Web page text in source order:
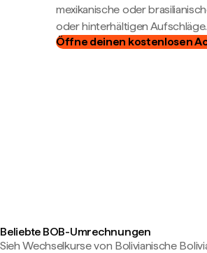
mexikanische oder
oder hinterhältigen Aufschläge.
Öffne deinen kostenlosen
Beliebte BOB-Umrechnungen
Sieh Wechselkurse von Bolivianische